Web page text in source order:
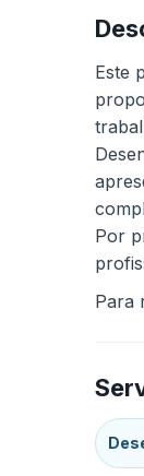
Este
Por
Para